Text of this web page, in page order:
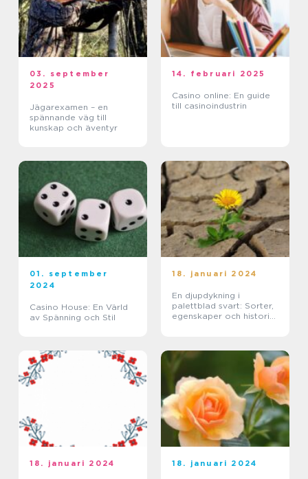
03. september
2025
Jägarexamen – en
spännande väg till
kunskap och äventyr
14. februari 2025
Casino online: En guide
till casinoindustrin
01. september
2024
Casino House: En Värld
av Spänning och Stil
18. januari 2024
En djupdykning i
palettblad svart: Sorter,
egenskaper och historisk
18. januari 2024 18. januari 2024